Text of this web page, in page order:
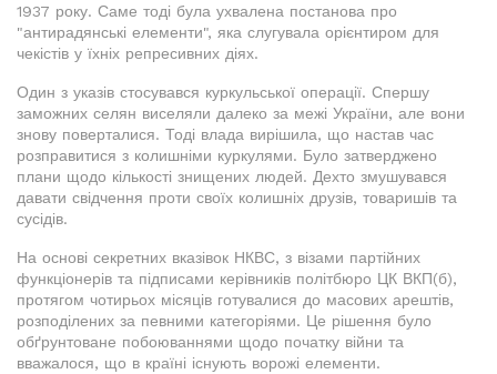
1937 року. Саме тоді була ухвалена постанова про
"антирадянські елементи", яка слугувала орієнтиром для
чекістів у їхніх репресивних діях.
Один з указів стосувався куркульської операції. Спершу
заможних селян виселяли далеко за межі України, але вони
знову поверталися. Тоді влада вирішила, що настав час
розправитися з колишніми куркулями. Було затверджено
плани щодо кількості знищених людей. Дехто змушувався
давати свідчення проти своїх колишніх друзів, товаришів та
сусідів.
На основі секретних вказівок НКВС, з візами партійних
функціонерів та підписами керівників політбюро ЦК ВКП(б),
протягом чотирьох місяців готувалися до масових арештів,
розподілених за певними категоріями. Це рішення було
обґрунтоване побоюваннями щодо початку війни та
вважалося, що в країні існують ворожі елементи.